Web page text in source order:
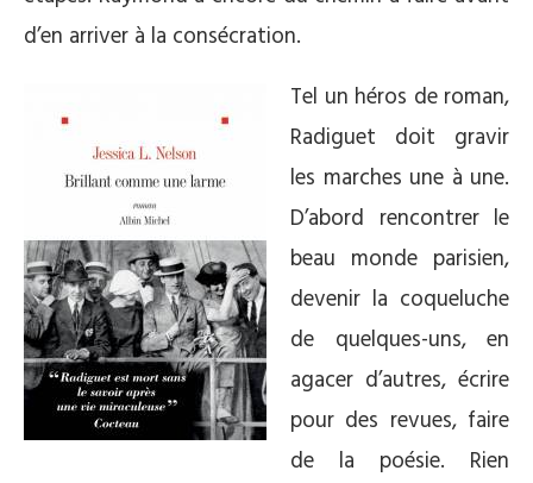
d’en arriver à la consécration.
Tel un héros de roman,
Radiguet doit gravir
les marches une à une.
D’abord rencontrer le
beau monde parisien,
devenir la coqueluche
de quelques-uns, en
agacer d’autres, écrire
pour des revues, faire
de la poésie. Rien